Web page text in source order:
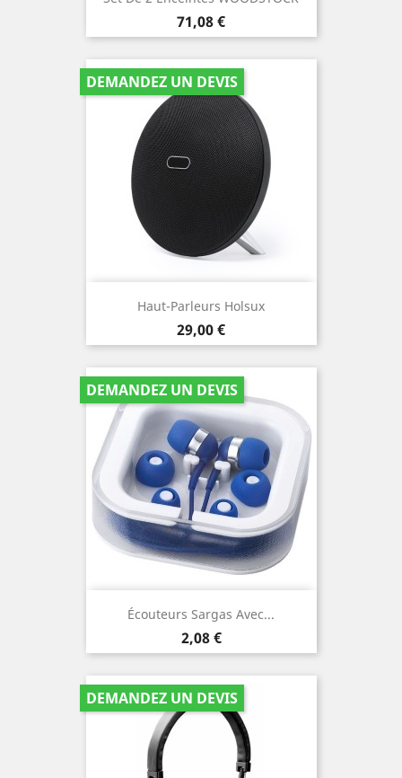
Prix
71,08 €
Haut-Parleurs Holsux
Prix
29,00 €
DEMANDEZ UN DEVIS
Écouteurs Sargas Avec...
Prix
2,08 €
DEMANDEZ UN DEVIS
DEMANDEZ UN DEVIS